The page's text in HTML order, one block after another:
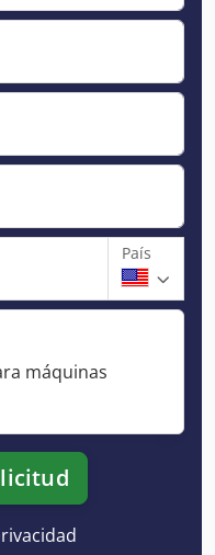
País
máquinas